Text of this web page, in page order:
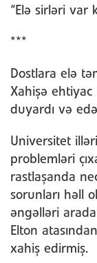
“Elə sirləri var
***
Dostlara elə
Xahişə
duyardı və
Universitet
problemləri
rastlaşanda
sorunları həll
əngəlləri
Elton
xahiş edirmiş.